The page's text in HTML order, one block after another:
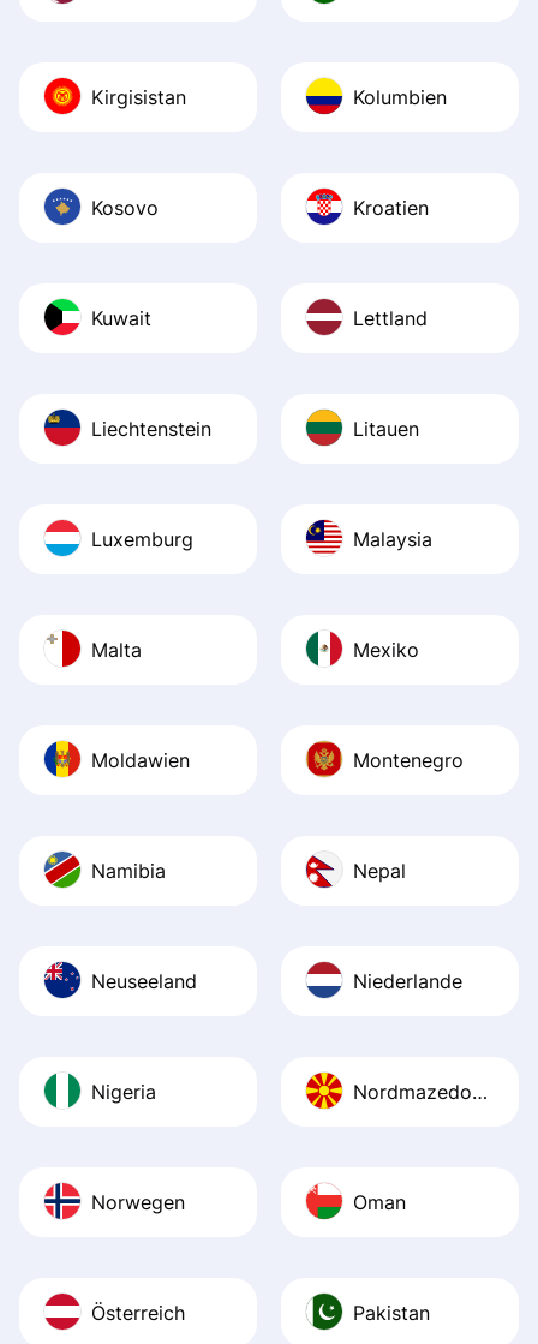
Kirgisistan Kolumbien
Kosovo Kroatien
Kuwait Lettland
Liechtenstein Litauen
Luxemburg Malaysia
Malta Mexiko
Moldawien Montenegro
Namibia Nepal
Neuseeland Niederlande
Nigeria Nordmazedonien
Norwegen Oman
Österreich Pakistan